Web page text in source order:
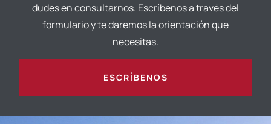
dudes en consultarnos. Escríbenos a través del
formulario y te daremos la orientación que
necesitas.
ESCRÍBENOS